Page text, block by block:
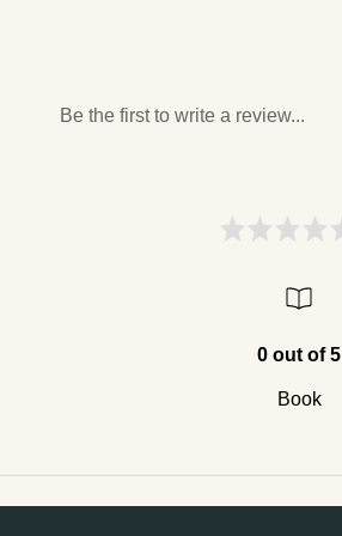
Be the first to write a review...
0 out of 5
Book